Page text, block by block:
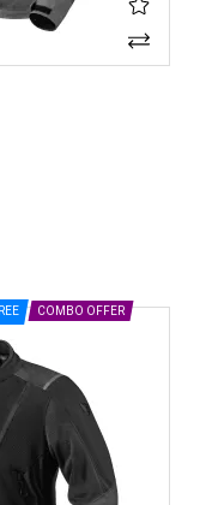
COMBO OFFER